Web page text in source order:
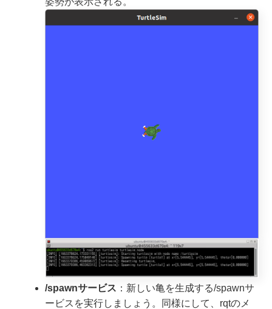
/spawnサービス ：新しい亀を生成する/spawnサ
ービスを実行しましょう。同様にして、rqtのメ